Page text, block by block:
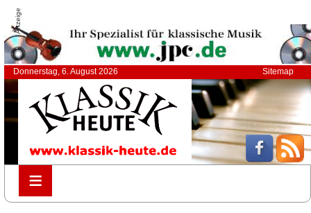
Anzeige
Donnerstag, 6. August 2026 Sitemap
≡
≡